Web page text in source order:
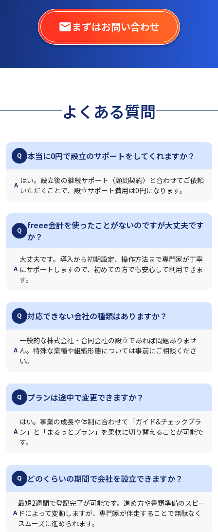
まずはお問い合わせ
よくある質問
Q 本当に0円で設立のサポートをしてくれますか？
A
はい。設立後の継続サポート（顧問契約）と合わせてご依頼
いただくことで、設立サポート費用は0円になります。
Q
freee会計を使ったことがないのですが大丈夫です
か？
A
大丈夫です。導入から初期設定、操作方法まで専門家が丁寧
にサポートしますので、初めての方でも安心して利用できま
す。
Q 対応できない会社の種類はありますか？
A
一般的な株式会社・合同会社の設立であれば問題ありませ
ん。特殊な業種や組織形態については事前にご相談くださ
い。
Q プランは途中で変更できますか？
A
はい。事業の成長や体制に合わせて「ガイド&チェックプラ
ン」と「まるっとプラン」を柔軟に切り替えることが可能で
す。
Q どのくらいの期間で会社を設立できますか？
A
最短2週間で登記完了が可能です。進め方や書類準備のスピー
ドによって変動しますが、専門家が伴走することで無駄なく
スムーズに進められます。